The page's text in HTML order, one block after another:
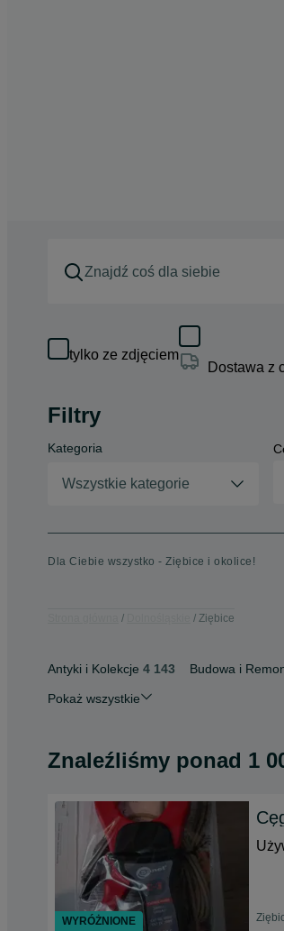
tylko ze zdjęciem
Dostawa z
Filtry
Kategoria
Wszystkie kategorie
Dla Ciebie wszystko - Ziębice i okolice!
Ziębice
Antyki i Kolekcje 4 143 Budowa i
Pokaż wszystkie
Znaleźliśmy ponad 1
WYRÓŻNIONE